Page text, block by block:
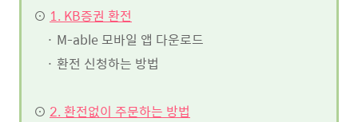
⊙ 1. KB증권 환전
· M-able 모바일 앱 다운로드
· 환전 신청하는 방법
⊙ 2. 환전없이 주문하는 방법